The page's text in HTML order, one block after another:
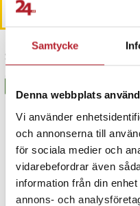
Samtycke
Denna webbplats
Vi använder
och annonserna till
för sociala medier och
vidarebefordrar även
information från din
annons- och
Senast besökta